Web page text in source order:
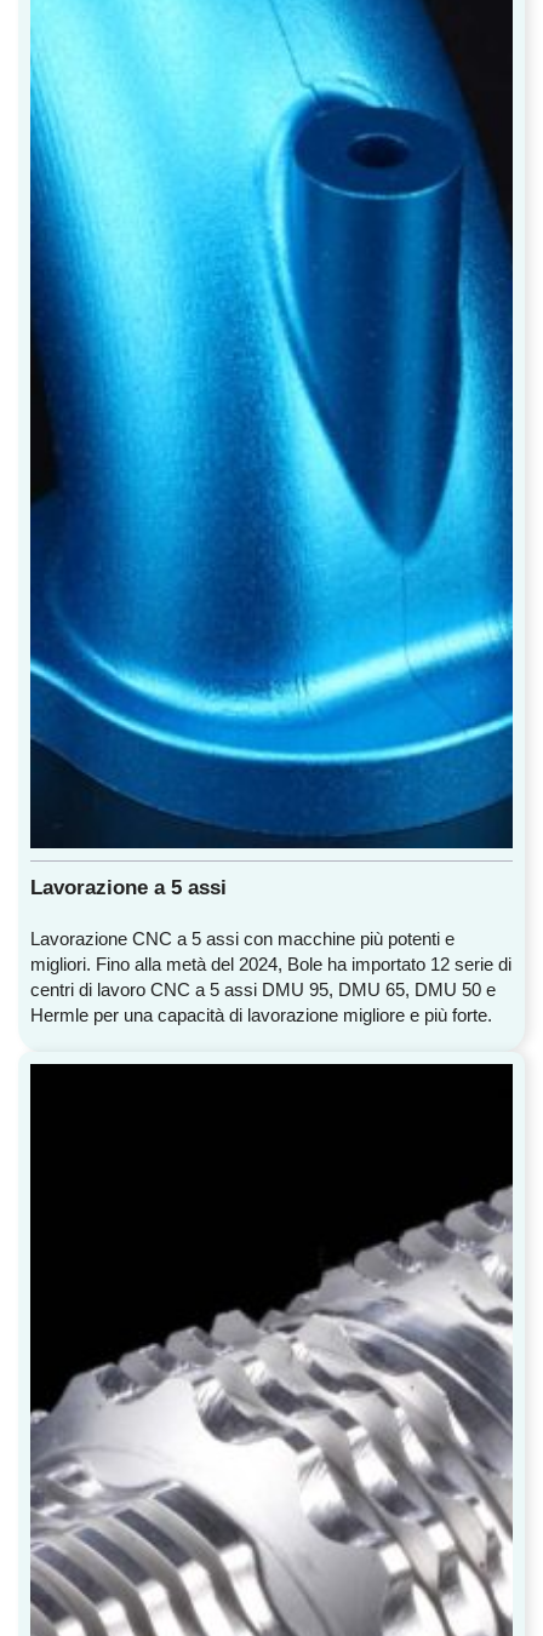
Lavorazione a 5 assi
Lavorazione CNC a 5 assi con macchine più potenti e
migliori. Fino alla metà del 2024, Bole ha importato 12 serie di
centri di lavoro CNC a 5 assi DMU 95, DMU 65, DMU 50 e
Hermle per una capacità di lavorazione migliore e più forte.